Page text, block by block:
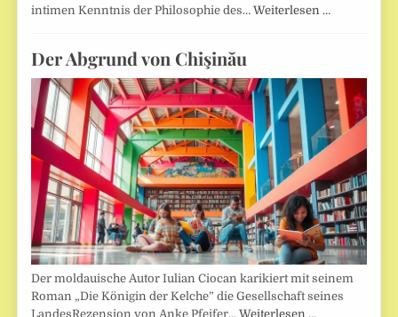
intimen Kenntnis der Philosophie des…Weiterlesen …
Der Abgrund von Chişinău
Der moldauische Autor Iulian Ciocan karikiert mit seinem
Roman „Die Königin der Kelche” die Gesellschaft seines
LandesRezension von Anke Pfeifer…Weiterlesen …